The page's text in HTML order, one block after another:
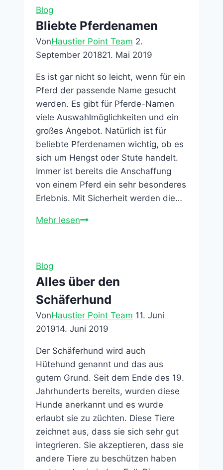
Wohnzimmer
–
Das
Aquarium
Blog
Bliebte Pferdenamen
VonHaustier Point Team 2.
September 201821. Mai 2019
Es ist gar nicht so leicht, wenn für ein
Pferd der passende Name gesucht
werden. Es gibt für Pferde-Namen
viele Auswahlmöglichkeiten und ein
großes Angebot. Natürlich ist für
beliebte Pferdenamen wichtig, ob es
sich um Hengst oder Stute handelt.
Immer ist bereits die Anschaffung
von einem Pferd ein sehr besonderes
Erlebnis. Mit Sicherheit werden die…
Mehr lesenBliebte
Blog
Alles über den
Schäferhund
VonHaustier Point Team 11. Juni
201914. Juni 2019
Der Schäferhund wird auch
Hütehund genannt und das aus
gutem Grund. Seit dem Ende des 19.
Jahrhunderts bereits, wurden diese
Hunde anerkannt und es wurde
erlaubt sie zu züchten. Diese Tiere
zeichnet aus, dass sie sich sehr gut
integrieren. Sie akzeptieren, dass sie
andere Tiere zu beschützen haben